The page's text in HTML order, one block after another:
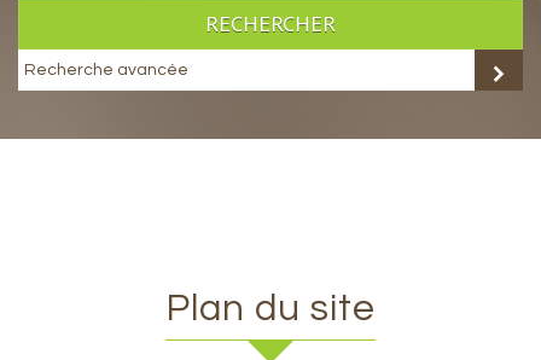
RECHERCHER
Recherche avancée
plan du site